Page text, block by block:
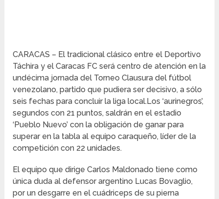
CARACAS – El tradicional clásico entre el Deportivo
Táchira y el Caracas FC será centro de atención en la
undécima jornada del Torneo Clausura del fútbol
venezolano, partido que pudiera ser decisivo, a sólo
seis fechas para concluir la liga local.Los ‘aurinegros’,
segundos con 21 puntos, saldrán en el estadio
‘Pueblo Nuevo’ con la obligación de ganar para
superar en la tabla al equipo caraqueño, líder de la
competición con 22 unidades.
El equipo que dirige Carlos Maldonado tiene como
única duda al defensor argentino Lucas Bovaglio,
por un desgarre en el cuádriceps de su pierna